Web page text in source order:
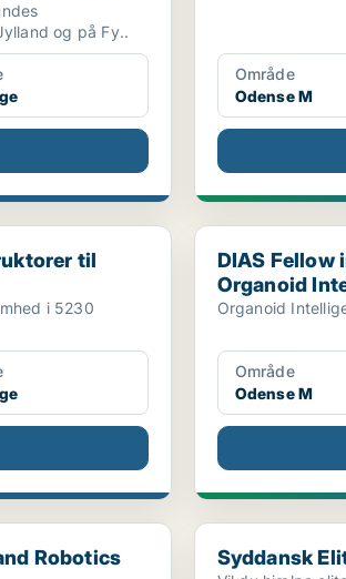
og på Fy..
Område
Odense M
faget Fam...
til
i 5230
DIAS Fellow in
DIAS Fellow
Organoid
Organoid
Område
Odense M
søger en s...
Robotics
Syddansk Elite
Syddansk